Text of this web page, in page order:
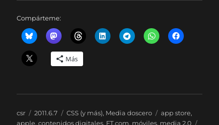
Compárteme:
Más
Autor
csr
Publicado
el
2011.6.7 Categorías
CSS (y más), Media doscero Etiquetas
app store,
apple,contenidos digitales, FT.com, móviles, media 2.0